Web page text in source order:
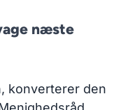
næste
konverterer den